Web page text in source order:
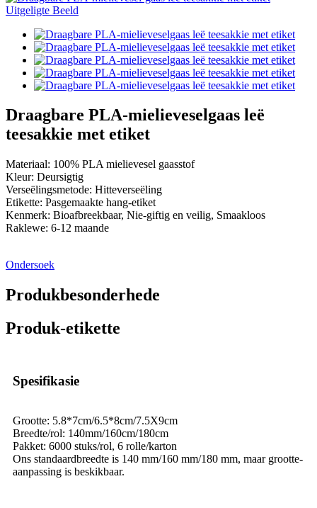
Draagbare PLA-mielieveselgaas leë
teesakkie met etiket
Materiaal: 100% PLA mielievesel gaasstof
Kleur: Deursigtig
Verseëlingsmetode: Hitteverseëling
Etikette: Pasgemaakte hang-etiket
Kenmerk: Bioafbreekbaar, Nie-giftig en veilig, Smaakloos
Raklewe: 6-12 maande
Ondersoek
Produkbesonderhede
Produk-etikette
Spesifikasie
Grootte: 5.8*7cm/6.5*8cm/7.5X9cm
Breedte/rol: 140mm/160cm/180cm
Pakket: 6000 stuks/rol, 6 rolle/karton
Ons standaardbreedte is 140 mm/160 mm/180 mm, maar grootte-
aanpassing is beskikbaar.